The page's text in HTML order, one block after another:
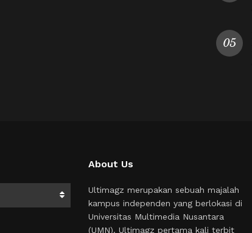
About Us
Ultimagz merupakan sebuah majalah
kampus independen yang berlokasi di
Universitas Multimedia Nusantara
(UMN). Ultimagz pertama kali terbit